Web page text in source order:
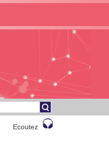
Ecoutez